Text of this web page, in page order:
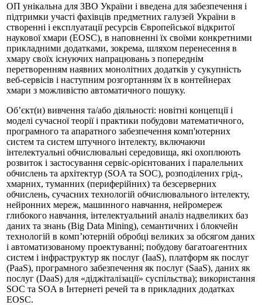
ОП унікальна для ЗВО України і введена для забезпечення і
підтримки участі фахівців предметних галузей України в
створенні і експлуатації ресурсів Європейської відкритої
наукової хмари (EOSC), в наповненні їх своїми конкретними
прикладними додатками, зокрема, шляхом перенесення в
хмару своїх існуючих напрацювань з попереднім
перетворенням наявних монолітних додатків у сукупність
веб-сервісів і наступним розгортанням їх в контейнерах
хмари з можливістю автоматичного пошуку.
Об’єкт(и) вивчення та/або діяльності: новітні концепції і
моделі сучасної теорії і практики побудови математичного,
програмного та апаратного забезпечення комп'ютерних
систем та систем штучного інтелекту, включаючи
інтелектуальні обчислювальні середовища, які охоплюють
розвиток і застосування сервіс-орієнтованих і паралельних
обчислень та архітектур (SOA та SOC), розподілених грід-,
хмарних, туманних (периферійних) та безсерверних
обчислень, сучасних технологій обчислювального інтелекту,
нейронних мереж, машинного навчання, нейромереж
глибокого навчання, інтелектуальний аналіз надвеликих баз
даних та знань (Big Data Mining), семантичних і блокчейн
технологій в комп’ютерній обробці великих за обсягом даних
і автоматизованому проектуванні; побудову багатоагентних
систем і інфраструктур як послуг (IaaS), платформ як послуг
(PaaS), програмного забезпечення як послуг (SaaS), даних як
послуг (DaaS) для «діджіталізації» суспільства); використання
SOC та SOA в Інтернеті речей та в прикладних додатках
EOSC.